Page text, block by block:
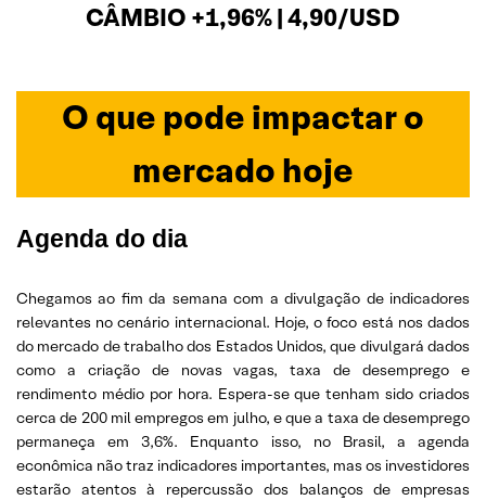
CÂMBIO +1,96% | 4,90/USD
O que pode impactar o
mercado hoje
Agenda do dia
Chegamos ao fim da semana com a divulgação de indicadores
relevantes no cenário internacional. Hoje, o foco está nos dados
do mercado de trabalho dos Estados Unidos, que divulgará dados
como a criação de novas vagas, taxa de desemprego e
rendimento médio por hora. Espera-se que tenham sido criados
cerca de 200 mil empregos em julho, e que a taxa de desemprego
permaneça em 3,6%. Enquanto isso, no Brasil, a agenda
econômica não traz indicadores importantes, mas os investidores
estarão atentos à repercussão dos balanços de empresas